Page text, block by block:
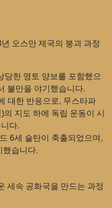
오스만 제국의 붕괴 과정
당한 영토 양보를 포함했으
불만을 야기했습니다.
대한 반응으로, 무스타파
지도 하에 독립 운동이 시
다.
6세 술탄이 축출되었으며,
했습니다.
세속 공화국을 만드는 과정